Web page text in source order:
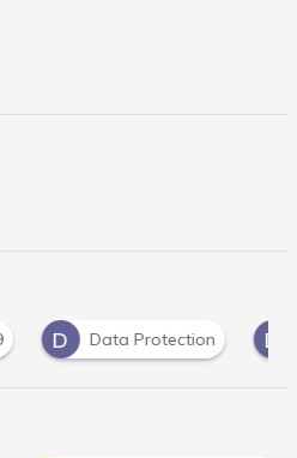
Data Protection D dati